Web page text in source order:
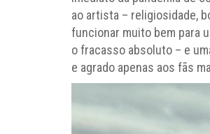
ao artista – religiosidade,
funcionar muito bem para
o fracasso absoluto – e
e agrado apenas aos fãs